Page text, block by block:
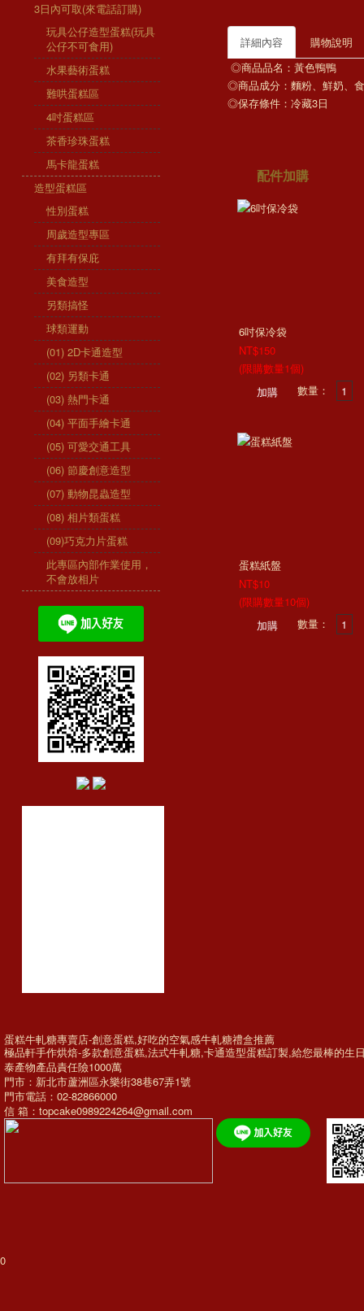
3日內可取(來電話訂購)
玩具公仔造型蛋糕(玩具
公仔不可食用)
水果藝術蛋糕
難哄蛋糕區
4吋蛋糕區
茶香珍珠蛋糕
馬卡龍蛋糕
造型蛋糕區
性別蛋糕
周歲造型專區
有拜有保庇
美食造型
另類搞怪
球類運動
(01) 2D卡通造型
(02) 另類卡通
(03) 熱門卡通
(04) 平面手繪卡通
(05) 可愛交通工具
(06) 節慶創意造型
(07) 動物昆蟲造型
(08) 相片類蛋糕
(09)巧克力片蛋糕
此專區內部作業使用，
不會放相片
詳細內容
購物說明
◎商品品名：黃色鴨鴨
◎商品成分：麵粉、鮮奶
◎保存條件：冷藏3日
配件加購
6吋保冷袋
NT$150
(限購數量1個)
數量：
蛋糕紙盤
NT$10
(限購數量10個)
數量：
蛋糕牛軋糖專賣店-創意蛋糕,好吃的空氣感牛軋糖禮盒推薦
極品軒手作烘焙-多款創意蛋糕,法式牛軋糖,卡通造型蛋糕訂製,給您最棒的生
泰產物產品責任險1000萬
門市：新北市蘆洲區永樂街38巷67弄1號
門市電話：02-82866000
信 箱：topcake0989224264@gmail.com
0